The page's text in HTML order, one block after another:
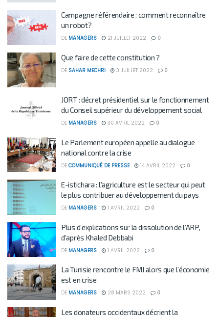
Campagne référendaire : comment reconnaître
un robot?
DE MANAGERS 21 JUILLET 2022 0
Que faire de cette constitution ?
DE SAHAR MECHRI 3 JUILLET 2022 0
JORT : décret présidentiel sur le fonctionnement
du Conseil supérieur du développement social
DE MANAGERS 30 AVRIL 2022 0
Le Parlement européen appelle au dialogue
national contre la crise
DE COMMUNIQUÉ DE PRESSE 14 AVRIL 2022 0
E-istichara : l’agriculture est le secteur qui peut
le plus contribuer au développement du pays
DE MANAGERS 1 AVRIL 2022 0
Plus d’explications sur la dissolution de l’ARP,
d’après Khaled Debbabi
DE MANAGERS 1 AVRIL 2022 0
La Tunisie rencontre le FMI alors que l’économie
est en crise
DE MANAGERS 28 MARS 2022 0
Les donateurs occidentaux décrient la